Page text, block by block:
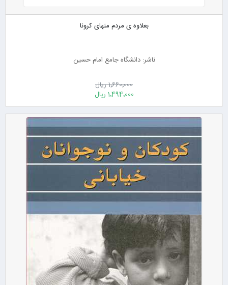
بعلاوه ی مردم منهای کرونا
ناشر: دانشگاه جامع امام حسین
1٬660٬000 ریال
1٬494٬000 ریال